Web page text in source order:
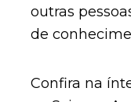
outras
de
Confira na